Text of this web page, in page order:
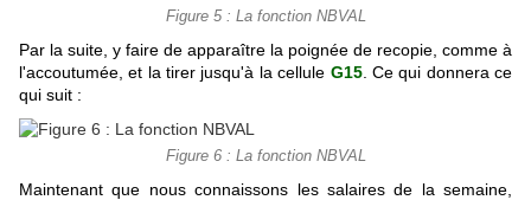
Figure 5 : La fonction NBVAL
Par la suite, y faire de apparaître la poignée de recopie, comme à
l'accoutumée, et la tirer jusqu'à la cellule G15. Ce qui donnera ce
qui suit :
Figure 6 : La fonction NBVAL
Maintenant que nous connaissons les salaires de la semaine,